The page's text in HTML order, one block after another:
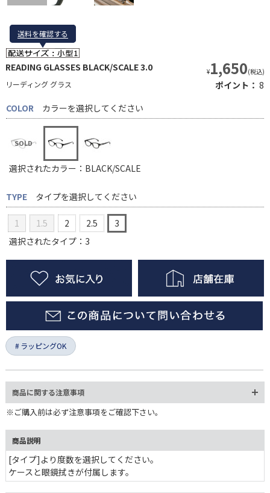
送料を確認する
送料を確認する
READING GLASSES BLACK/SCALE 3.0
リーディング グラス
¥1,650(税込)
ポイント： 8
COLOR
カラーを選択してください
選択されたカラー：BLACK/SCALE
TYPE タイプを選択してください
1 1.5 2 2.5
3
選択されたタイプ：3
ラッピングOK
商品に関する注意事項
※ご購入前は必ず注意事項をご確認下さい。
商品説明
[タイプ]より度数を選択してください。
ケースと眼鏡拭きが付属します。